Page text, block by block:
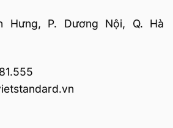
Hưng, P. Dương Nội, Q. Hà